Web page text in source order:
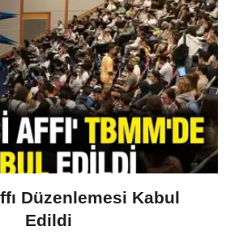
Düzenlemesi Kabul
Edildi